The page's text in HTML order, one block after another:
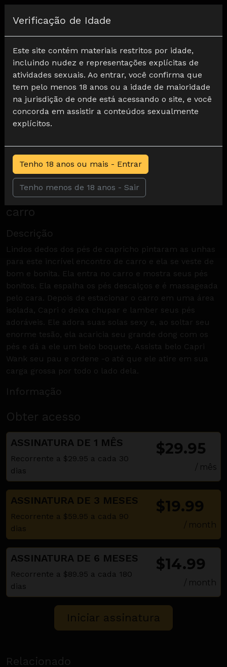
Verificação de Idade
Este site contém materiais restritos por idade,
incluindo nudez e representações explícitas de
atividades sexuais. Ao entrar, você confirma que
tem pelo menos 18 anos ou a idade de maioridade
na jurisdição de onde está acessando o site, e você
concorda em assistir a conteúdos sexualmente
explícitos.
Tenho 18 anos ou mais - Entrar
Tenho menos de 18 anos - Sair
Unhas pintadas para a data do
carro
Descrição
Lindos dedos dos pés de capricho pintaram as unhas
para este incrível encontro de carro e ela se veste de
bom e bonita. Ela entra no carro e mostra seus pés
bonitos. Ela espalha os pés descalços e é massageada
pelo cara. Depois de estacionar o carro em uma área
isolada, Capri o deixa chupar e lamber seus pés
adoráveis. Ele adora suas solas sexy e, ao soltar seu
enorme tesão, ela acaricia seu grande dong com os
pés e dá a ele um belo boquete. Assista belo Capri
Wank seu pau e ordene -o até que ele atire em sua
carga grossa por todo o lado dela.
Informação
Obter acesso
ASSINATURA DE 1 MÊS
Recorrente a $29.95 a cada 30
dias
$29.95
/ mês
ASSINATURA DE 3 MESES
Recorrente a $59.95 a cada 90
dias
$19.99
/ month
ASSINATURA DE 6 MESES
Recorrente a $89.95 a cada 180
dias
$14.99
/ month
Relacionado